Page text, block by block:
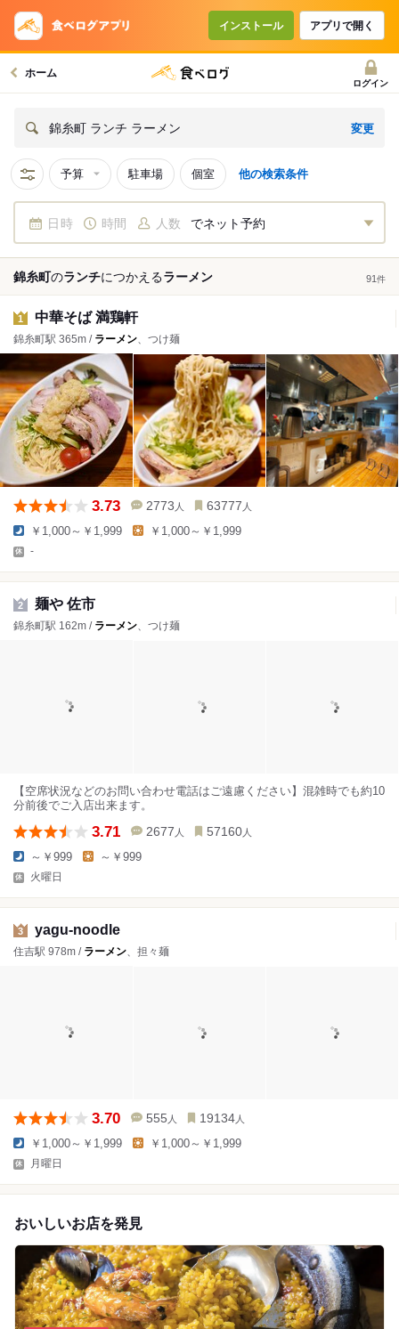
インストール アプリで開く
ホーム
ログイン
錦糸町 ランチ ラーメン 変更
予算 駐車場 個室 他の検索条件
日時 時間 人数 でネット予約
錦糸町のランチにつかえるラーメン 91 件
1 中華そば 満鶏軒
錦糸町駅 365m / ラーメン、つけ麺
3.73 2773 人 63777 人
￥1,000～￥1,999 ￥1,000～￥1,999
-
2 麺や 佐市
錦糸町駅 162m / ラーメン、つけ麺
【空席状況などのお問い合わせ電話はご遠慮ください】混雑時でも約10
分前後でご入店出来ます。
3.71 2677 人 57160 人
～￥999 ～￥999
火曜日
3 yagu-noodle
住吉駅 978m / ラーメン、担々麺
3.70 555 人 19134 人
￥1,000～￥1,999 ￥1,000～￥1,999
月曜日
おいしいお店を発見